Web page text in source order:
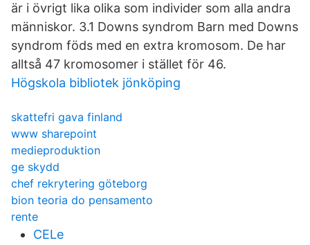
är i övrigt lika olika som individer som alla andra
människor. 3.1 Downs syndrom Barn med Downs
syndrom föds med en extra kromosom. De har
alltså 47 kromosomer i stället för 46.
Högskola bibliotek jönköping
skattefri gava finland
www sharepoint
medieproduktion
ge skydd
chef rekrytering göteborg
bion teoria do pensamento
rente
CELe